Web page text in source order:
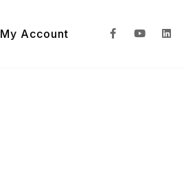
My Account